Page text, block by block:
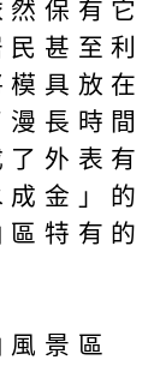
保有它
甚至利
具放在
長時間
外表有
金」的
特有的
景區